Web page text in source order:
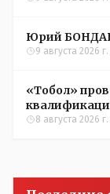
Юрий
9 августа 2026
«Тобол»
УЕФА
8 августа 2026